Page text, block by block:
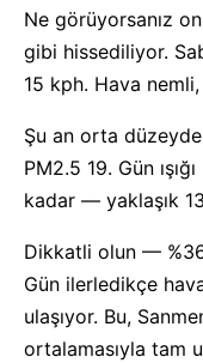
Ne görüyorsanız
gibi hissediliyor.
15 kph. Hava
Şu an orta
PM2.5 19. Gün
kadar — yaklaşık
Dikkatli olun —
Gün ilerledikçe
ulaşıyor. Bu,
ortalamasıyla tam